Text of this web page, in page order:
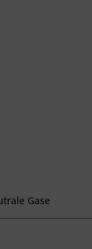
Gase